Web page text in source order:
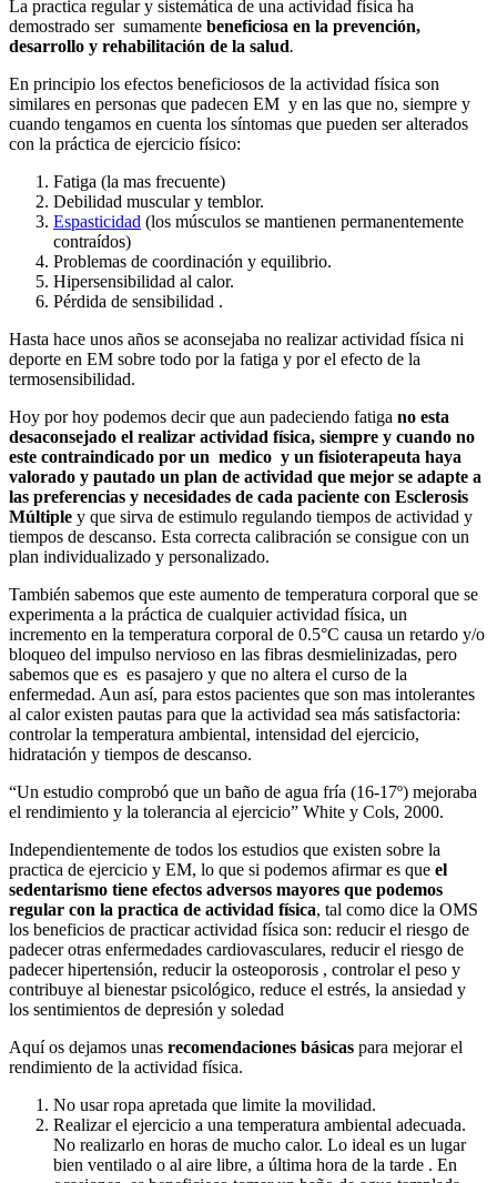
La practica regular y sistemática de una actividad física ha
demostrado ser sumamente beneficiosa en la prevención,
desarrollo y rehabilitación de la salud.
En principio los efectos beneficiosos de la actividad física son
similares en personas que padecen EM y en las que no, siempre y
cuando tengamos en cuenta los síntomas que pueden ser alterados
con la práctica de ejercicio físico:
Fatiga (la mas frecuente)
Debilidad muscular y temblor.
Espasticidad (los músculos se mantienen permanentemente
contraídos)
Problemas de coordinación y equilibrio.
Hipersensibilidad al calor.
Pérdida de sensibilidad .
Hasta hace unos años se aconsejaba no realizar actividad física ni
deporte en EM sobre todo por la fatiga y por el efecto de la
termosensibilidad.
Hoy por hoy podemos decir que aun padeciendo fatiga no esta
desaconsejado el realizar actividad física, siempre y cuando no
este contraindicado por un medico y un fisioterapeuta haya
valorado y pautado un plan de actividad que mejor se adapte a
las preferencias y necesidades de cada paciente con Esclerosis
Múltiple y que sirva de estimulo regulando tiempos de actividad y
tiempos de descanso. Esta correcta calibración se consigue con un
plan individualizado y personalizado.
También sabemos que este aumento de temperatura corporal que se
experimenta a la práctica de cualquier actividad física, un
incremento en la temperatura corporal de 0.5°C causa un retardo y/o
bloqueo del impulso nervioso en las fibras desmielinizadas, pero
sabemos que es es pasajero y que no altera el curso de la
enfermedad. Aun así, para estos pacientes que son mas intolerantes
al calor existen pautas para que la actividad sea más satisfactoria:
controlar la temperatura ambiental, intensidad del ejercicio,
hidratación y tiempos de descanso.
“Un estudio comprobó que un baño de agua fría (16-17º) mejoraba
el rendimiento y la tolerancia al ejercicio” White y Cols, 2000.
Independientemente de todos los estudios que existen sobre la
practica de ejercicio y EM, lo que si podemos afirmar es que el
sedentarismo tiene efectos adversos mayores que podemos
regular con la practica de actividad física, tal como dice la OMS
los beneficios de practicar actividad física son: reducir el riesgo de
padecer otras enfermedades cardiovasculares, reducir el riesgo de
padecer hipertensión, reducir la osteoporosis , controlar el peso y
contribuye al bienestar psicológico, reduce el estrés, la ansiedad y
los sentimientos de depresión y soledad
Aquí os dejamos unas recomendaciones básicas para mejorar el
rendimiento de la actividad física.
No usar ropa apretada que limite la movilidad.
Realizar el ejercicio a una temperatura ambiental adecuada.
No realizarlo en horas de mucho calor. Lo ideal es un lugar
bien ventilado o al aire libre, a última hora de la tarde . En